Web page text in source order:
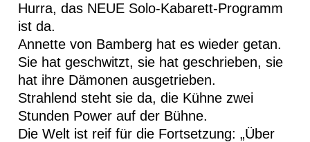
Hurra, das NEUE Solo-Kabarett-Programm
ist da.
Annette von Bamberg hat es wieder getan.
Sie hat geschwitzt, sie hat geschrieben, sie
hat ihre Dämonen ausgetrieben.
Strahlend steht sie da, die Kühne zwei
Stunden Power auf der Bühne.
Die Welt ist reif für die Fortsetzung: „Über